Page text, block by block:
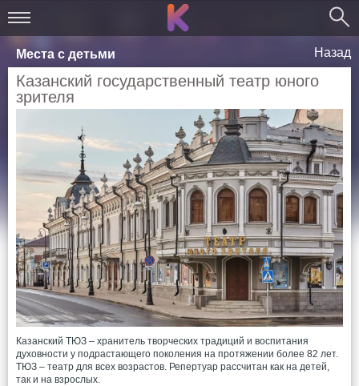
Места с детьми Назад
Казанский государственный театр юного
зрителя
Казанский ТЮЗ – хранитель творческих традиций и воспитания
духовности у подрастающего поколения на протяжении более 82 лет.
ТЮЗ – театр для всех возрастов. Репертуар рассчитан как на детей,
так и на взрослых.